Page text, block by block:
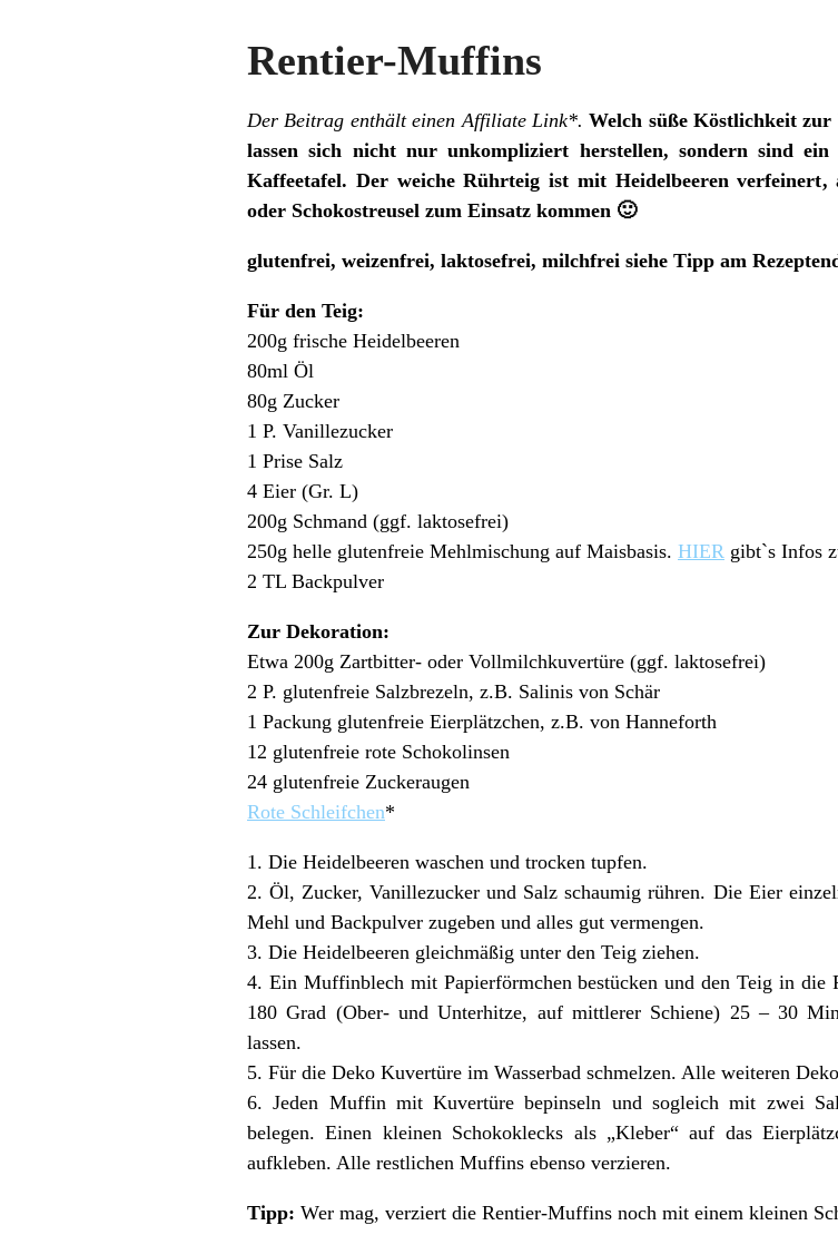
Rentier-Muffins
Der Beitrag enthält einen Affiliate Link*. Welch süße Köstlichkeit
lassen sich nicht nur unkompliziert herstellen, sondern sind
Kaffeetafel. Der weiche Rührteig ist mit Heidelbeeren verfeinert,
oder Schokostreusel zum Einsatz kommen 🙂
glutenfrei, weizenfrei, laktosefrei, milchfrei siehe Tipp am
Für den Teig:
200g frische Heidelbeeren
80ml Öl
80g Zucker
1 P. Vanillezucker
1 Prise Salz
4 Eier (Gr. L)
200g Schmand (ggf. laktosefrei)
250g helle glutenfreie Mehlmischung auf Maisbasis. HIER gibt`s Infos
2 TL Backpulver
Zur Dekoration:
Etwa 200g Zartbitter- oder Vollmilchkuvertüre (ggf. laktosefrei)
2 P. glutenfreie Salzbrezeln, z.B. Salinis von Schär
1 Packung glutenfreie Eierplätzchen, z.B. von Hanneforth
12 glutenfreie rote Schokolinsen
24 glutenfreie Zuckeraugen
Rote Schleifchen*
1. Die Heidelbeeren waschen und trocken tupfen.
2. Öl, Zucker, Vanillezucker und Salz schaumig rühren. Die Eier
Mehl und Backpulver zugeben und alles gut vermengen.
3. Die Heidelbeeren gleichmäßig unter den Teig ziehen.
4. Ein Muffinblech mit Papierförmchen bestücken und den Teig in die
180 Grad (Ober- und Unterhitze, auf mittlerer Schiene) 25 – 30
lassen.
5. Für die Deko Kuvertüre im Wasserbad schmelzen. Alle weiteren
6. Jeden Muffin mit Kuvertüre bepinseln und sogleich mit zwei
belegen. Einen kleinen Schokoklecks als „Kleber“ auf das
aufkleben. Alle restlichen Muffins ebenso verzieren.
Tipp: Wer mag, verziert die Rentier-Muffins noch mit einem kleinen